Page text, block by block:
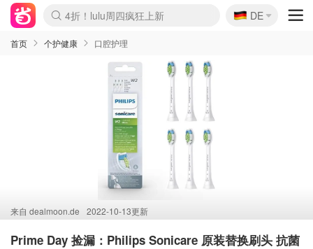
Boticinal 夏促开抢！
4折！lulu周四疯狂上新
还没结束！&OtherStories大促
Joybuy变相75折 随时失效
速领！Stanley独家85折
疑似霸哥！Camper额外叠85折
Zalando 奥莱闪促！每日更新
Moncler反季囤！5折起+叠9折
Coach Brooklyn仅€192
🇩🇪
DE
首页 个护健康 口腔护理
来自 dealmoon.de 2022-10-13更新
Prime Day 捡漏：Philips Sonicare 原装替换刷头 抗菌